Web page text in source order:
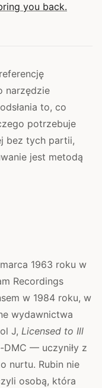
you back.
narzędzie
to, co
potrzebuje
bez tych partii,
jest metodą
1963 roku w
Recordings
w 1984 roku, w
wydawnictwa
J, Licensed to Ill
DMC — uczyniły z
nurtu. Rubin nie
osobą, która